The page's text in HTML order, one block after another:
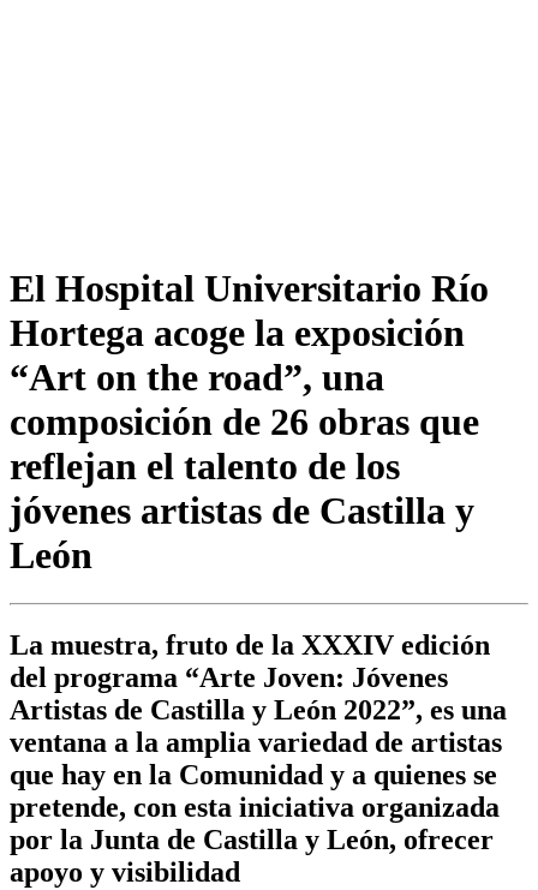
El Hospital Universitario Río
Hortega acoge la exposición
“Art on the road”, una
composición de 26 obras que
reflejan el talento de los
jóvenes artistas de Castilla y
León
La muestra, fruto de la XXXIV edición
del programa “Arte Joven: Jóvenes
Artistas de Castilla y León 2022”, es una
ventana a la amplia variedad de artistas
que hay en la Comunidad y a quienes se
pretende, con esta iniciativa organizada
por la Junta de Castilla y León, ofrecer
apoyo y visibilidad